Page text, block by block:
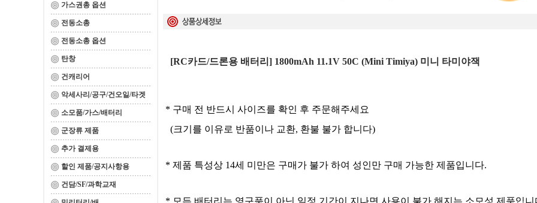
가스권총 옵션
전동소총
전동소총 옵션
탄창
건캐리어
악세사리/공구/건오일/타겟
소모품/가스/배터리
군장류 제품
추가 결제용
할인 제품/공지사항용
건담/SF/과학교재
[RC카드/드론용 배터리] 1800mAh 11.1V 50C (Mini Timiya) 미니 타미야잭
* 구매 전 반드시 사이즈를 확인 후 주문해주세요
(크기를 이유로 반품이나 교환, 환불 불가 합니다)
* 제품 특성상 14세 미만은 구매가 불가 하여 성인만 구매 가능한 제품입니다.
* 모든 배터리는 영구품이 아닌 일정 기간이 지나면 사용이 불가 해지는 소모성 제품입니